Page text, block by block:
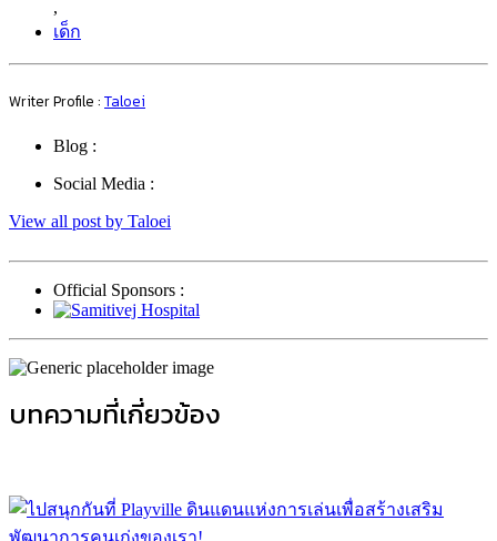
,
เด็ก
Writer Profile : Taloei
Blog :
Social Media :
View all post by Taloei
Official Sponsors :
บทความที่เกี่ยวข้อง